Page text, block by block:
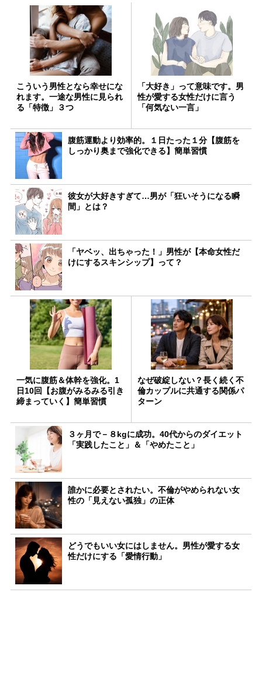
こういう男性となら幸せにな
れます。一途な男性に見られ
る「特徴」３つ
「大好き」って意味です。男
性が愛する女性だけに言う
「何気ない一言」
腹筋運動より効率的。１日たった１分【腹筋を
しっかり奥まで強化できる】簡単習慣
彼女が大好きすぎて…男が「狂いそうになる瞬
間」とは？
「ヤベッ、出ちゃった！」男性が【本命女性だ
けにするスキンシップ】って？
一気に腹筋＆体幹を強化。1
日10回【お腹がみるみる引き
締まっていく】簡単習慣
なぜ破綻しない？長く続く不
倫カップルに共通する関係パ
ターン
３ヶ月で－８kgに成功。40代からのダイエット
「実践したこと」＆「やめたこと」
誰かに必要とされたい。不倫がやめられない女
性の「見えない孤独」の正体
どうでもいい女にはしません。男性が愛する女
性だけにする「愛情行動」